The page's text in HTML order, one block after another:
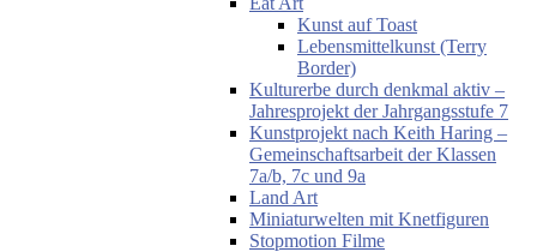
Kunst auf Toast
Lebensmittelkunst (Terry
Border)
Kulturerbe durch denkmal aktiv –
Jahresprojekt der Jahrgangsstufe 7
Kunstprojekt nach Keith Haring –
Gemeinschaftsarbeit der Klassen
7a/b, 7c und 9a
Land Art
Miniaturwelten mit Knetfiguren
Stopmotion Filme